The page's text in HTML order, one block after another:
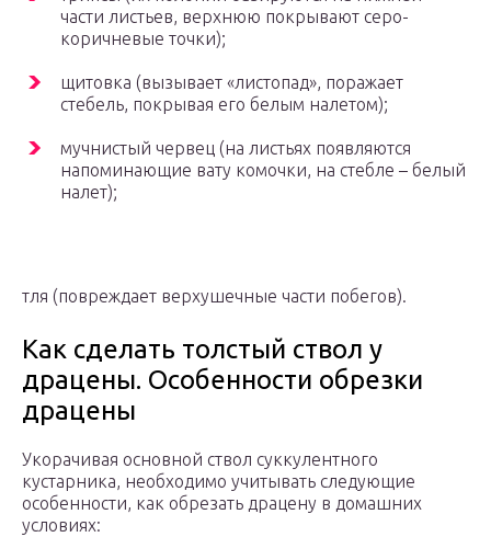
части листьев, верхнюю покрывают серо-
коричневые точки);
щитовка (вызывает «листопад», поражает
стебель, покрывая его белым налетом);
мучнистый червец (на листьях появляются
напоминающие вату комочки, на стебле – белый
налет);
тля (повреждает верхушечные части побегов).
Как сделать толстый ствол у
драцены. Особенности обрезки
драцены
Укорачивая основной ствол суккулентного
кустарника, необходимо учитывать следующие
особенности, как обрезать драцену в домашних
условиях: